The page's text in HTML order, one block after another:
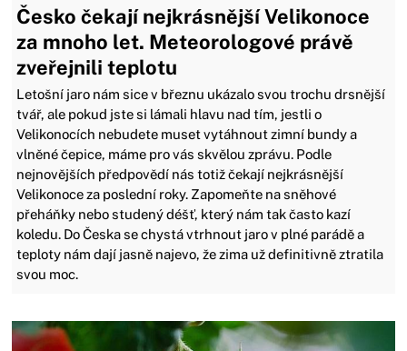
Česko čekají nejkrásnější Velikonoce
za mnoho let. Meteorologové právě
zveřejnili teplotu
Letošní jaro nám sice v březnu ukázalo svou trochu drsnější
tvář, ale pokud jste si lámali hlavu nad tím, jestli o
Velikonocích nebudete muset vytáhnout zimní bundy a
vlněné čepice, máme pro vás skvělou zprávu. Podle
nejnovějších předpovědí nás totiž čekají nejkrásnější
Velikonoce za poslední roky. Zapomeňte na sněhové
přeháňky nebo studený déšť, který nám tak často kazí
koledu. Do Česka se chystá vtrhnout jaro v plné parádě a
teploty nám dají jasně najevo, že zima už definitivně ztratila
svou moc.